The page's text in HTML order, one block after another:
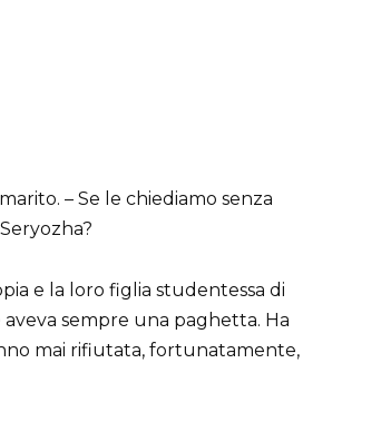
– Se le chiediamo senza
e la loro figlia studentessa di
aveva sempre una paghetta. Ha
mai rifiutata, fortunatamente,